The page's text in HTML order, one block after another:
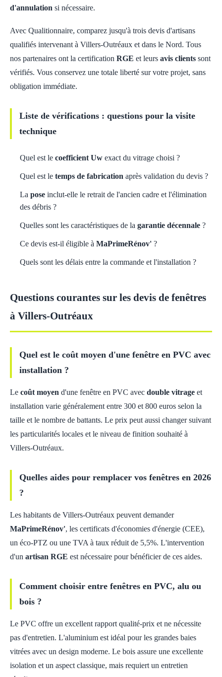
d'annulation si nécessaire.
Avec Qualitionnaire, comparez jusqu'à trois devis d'artisans
qualifiés intervenant à Villers-Outréaux et dans le Nord. Tous
nos partenaires ont la certification RGE et leurs avis clients sont
vérifiés. Vous conservez une totale liberté sur votre projet, sans
obligation immédiate.
Liste de vérifications : questions pour la visite
technique
Quel est le coefficient Uw exact du vitrage choisi ?
Quel est le temps de fabrication après validation du devis ?
La pose inclut-elle le retrait de l'ancien cadre et l'élimination
des débris ?
Quelles sont les caractéristiques de la garantie décennale ?
Ce devis est-il éligible à MaPrimeRénov' ?
Quels sont les délais entre la commande et l'installation ?
Questions courantes sur les devis de fenêtres
à Villers-Outréaux
Quel est le coût moyen d'une fenêtre en PVC avec
installation ?
Le coût moyen d'une fenêtre en PVC avec double vitrage et
installation varie généralement entre 300 et 800 euros selon la
taille et le nombre de battants. Le prix peut aussi changer suivant
les particularités locales et le niveau de finition souhaité à
Villers-Outréaux.
Quelles aides pour remplacer vos fenêtres en 2026
?
Les habitants de Villers-Outréaux peuvent demander
MaPrimeRénov', les certificats d'économies d'énergie (CEE),
un éco-PTZ ou une TVA à taux réduit de 5,5%. L'intervention
d'un artisan RGE est nécessaire pour bénéficier de ces aides.
Comment choisir entre fenêtres en PVC, alu ou
bois ?
Le PVC offre un excellent rapport qualité-prix et ne nécessite
pas d'entretien. L'aluminium est idéal pour les grandes baies
vitrées avec un design moderne. Le bois assure une excellente
isolation et un aspect classique, mais requiert un entretien